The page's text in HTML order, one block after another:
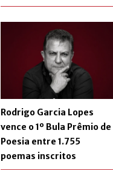
Rodrigo Garcia Lopes
vence o 1º Bula Prêmio de
Poesia entre 1.755
poemas inscritos